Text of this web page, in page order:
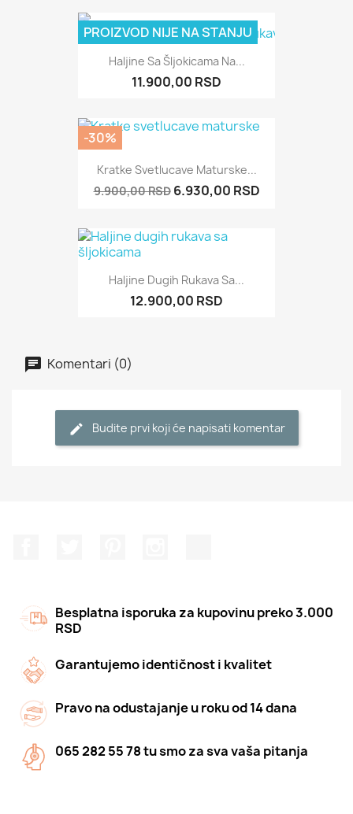
Haljine Sa Šljokicama Na...
11.900,00 RSD
PROIZVOD NIJE NA STANJU
Kratke Svetlucave Maturske...
9.900,00 RSD 6.930,00 RSD
DOSTUPNO SAMO PUTEM
-30%
Haljine Dugih Rukava Sa...
12.900,00 RSD
Komentari (0)
Budite prvi koji će napisati komentar
Besplatna isporuka za kupovinu preko 3.000
RSD
Garantujemo identičnost i kvalitet
Pravo na odustajanje u roku od 14 dana
065 282 55 78 tu smo za sva vaša pitanja